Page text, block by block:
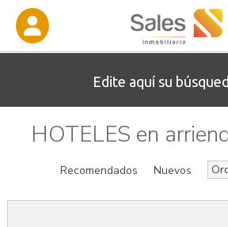
Edite aquí su
HOTELES en
Recomendados Nuevos